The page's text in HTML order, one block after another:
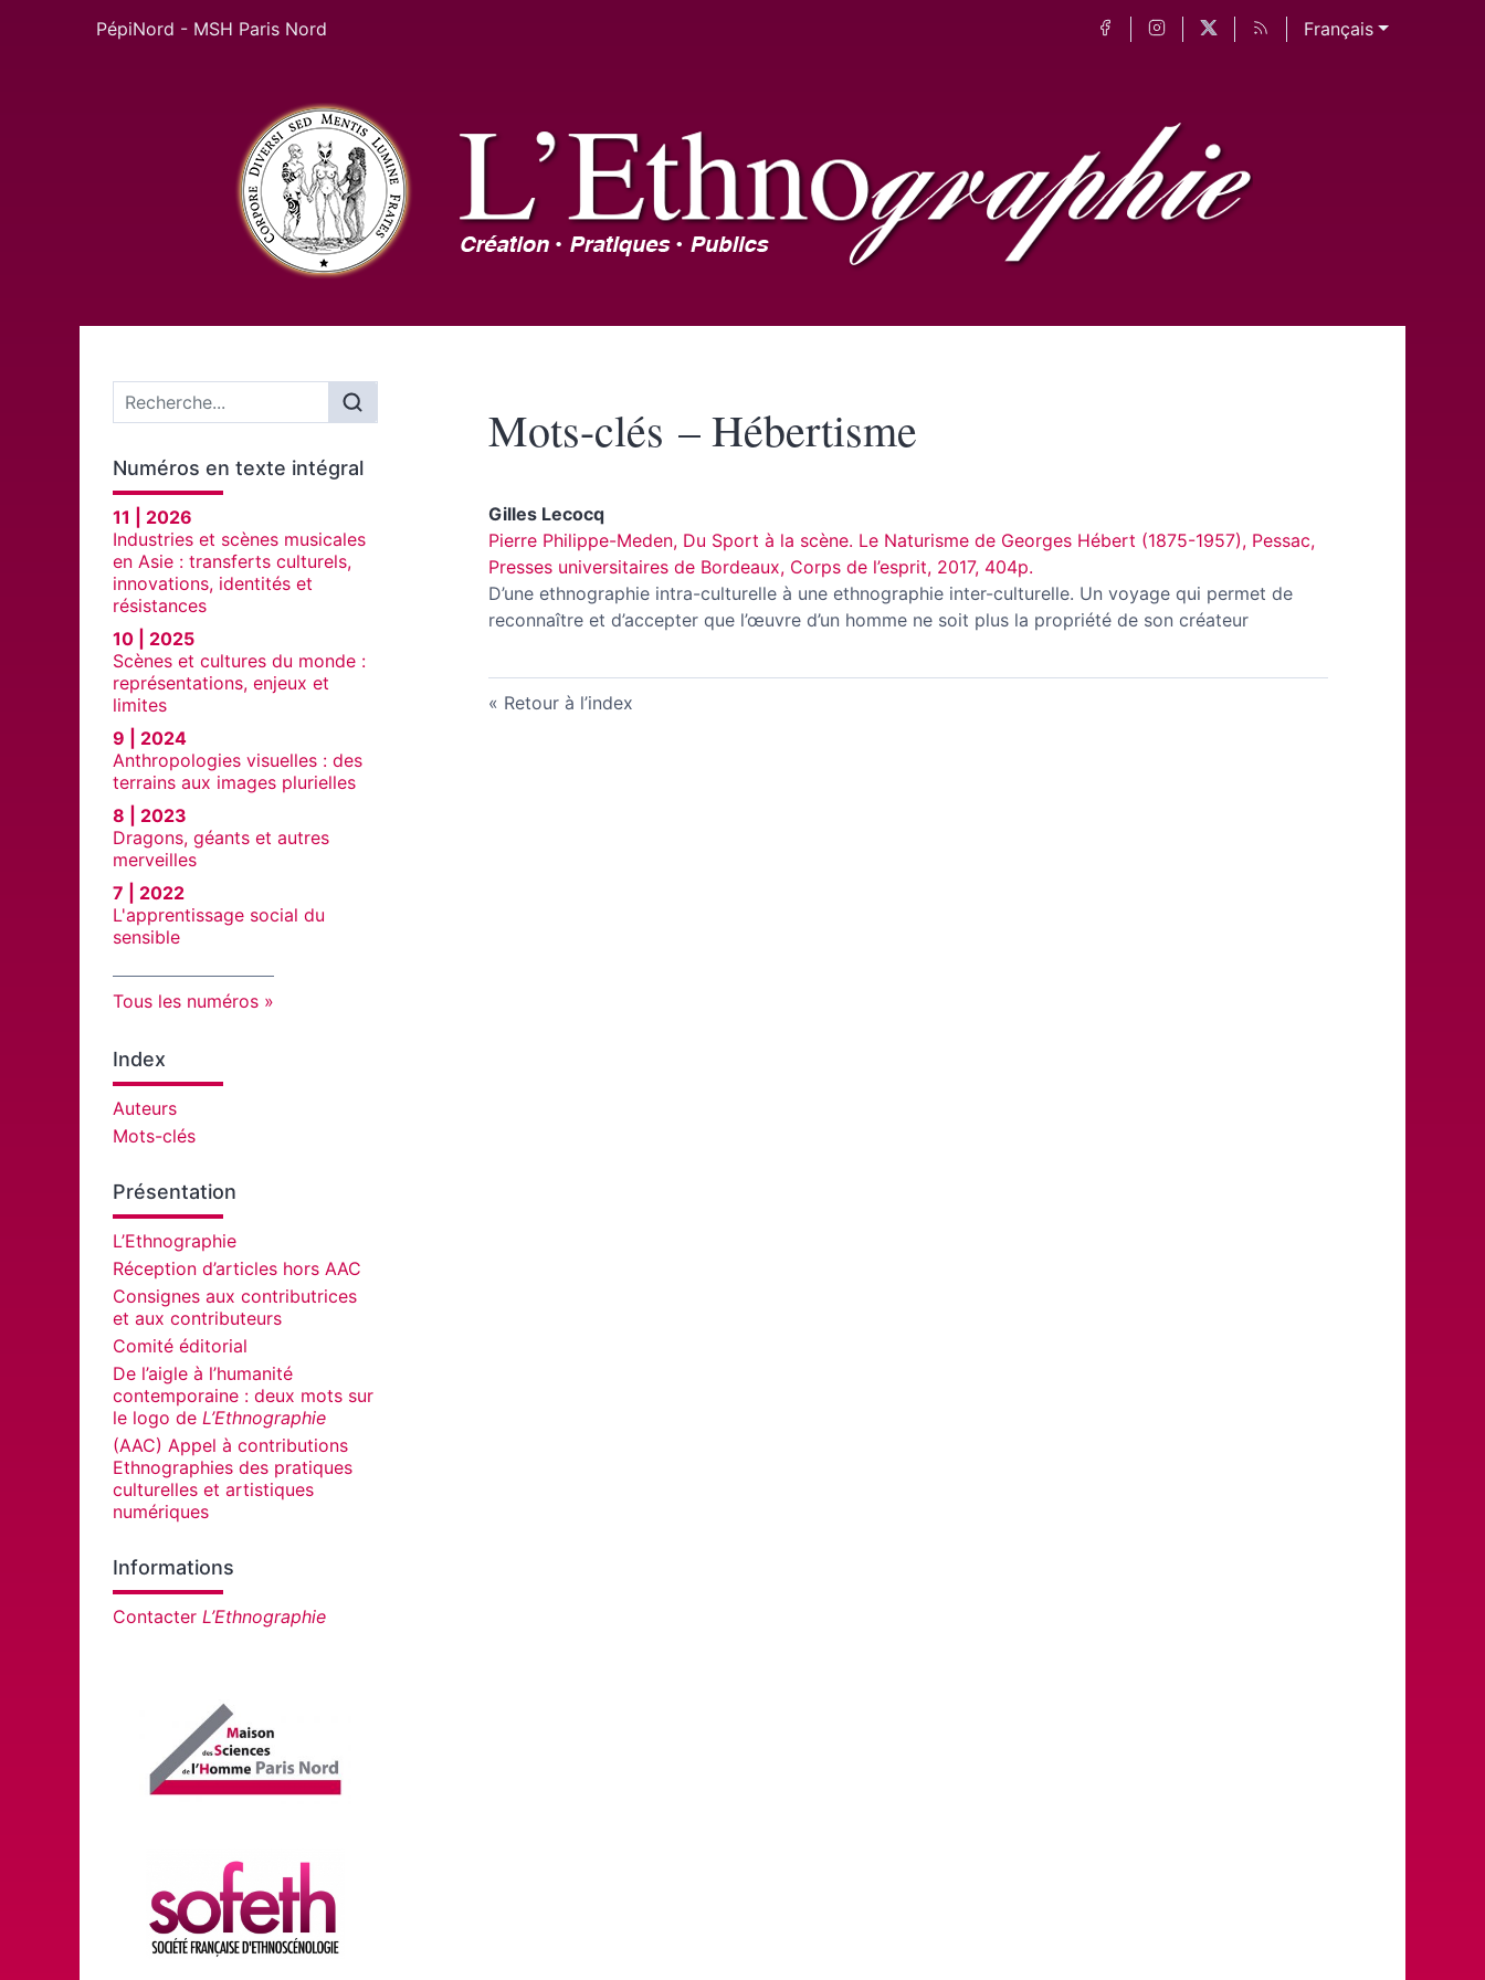
PépiNord - MSH Paris Nord Français
Menu principal
Numéros en texte intégral
11 | 2026
Industries et scènes musicales
en Asie : transferts culturels,
innovations, identités et
résistances
10 | 2025
Scènes et cultures du monde :
représentations, enjeux et
limites
9 | 2024
Anthropologies visuelles : des
terrains aux images plurielles
8 | 2023
Dragons, géants et autres
merveilles
7 | 2022
L'apprentissage social du
sensible
Tous les numéros
Index
Auteurs
Mots-clés
Présentation
L’Ethnographie
Réception d’articles hors AAC
Consignes aux contributrices
et aux contributeurs
Comité éditorial
De l’aigle à l’humanité
contemporaine : deux mots sur
le logo de L’Ethnographie
(AAC) Appel à contributions
Ethnographies des pratiques
culturelles et artistiques
numériques
Informations
Contacter L’Ethnographie
Affiliations/partenaires
Mots-clés – Hébertisme
Gilles Lecocq
Pierre Philippe-Meden, Du Sport à la scène. Le Naturisme de Georges Hébert (1875-1957), Pessac,
Presses universitaires de Bordeaux, Corps de l’esprit, 2017, 404p.
D’une ethnographie intra-culturelle à une ethnographie inter-culturelle. Un voyage qui permet de
reconnaître et d’accepter que l’œuvre d’un homme ne soit plus la propriété de son créateur
Retour à l’index